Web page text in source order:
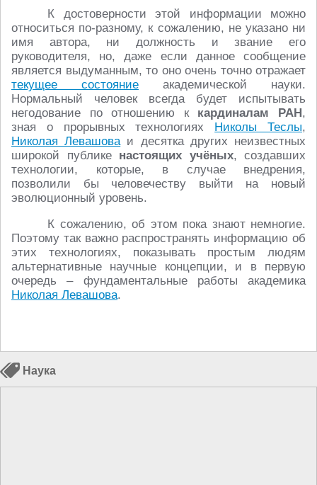
К достоверности этой информации можно
относиться по-разному, к сожалению, не указано ни
имя автора, ни должность и звание его
руководителя, но, даже если данное сообщение
является выдуманным, то оно очень точно отражает
текущее состояние академической науки.
Нормальный человек всегда будет испытывать
негодование по отношению к кардиналам РАН,
зная о прорывных технологиях Николы Теслы,
Николая Левашоваи десятка других неизвестных
широкой публике настоящих учёных, создавших
технологии, которые, в случае внедрения,
позволили бы человечеству выйти на новый
эволюционный уровень.
К сожалению, об этом пока знают немногие.
Поэтому так важно распространять информацию об
этих технологиях, показывать простым людям
альтернативные научные концепции, и в первую
очередь – фундаментальные работы академика
Николая Левашова.
Наука